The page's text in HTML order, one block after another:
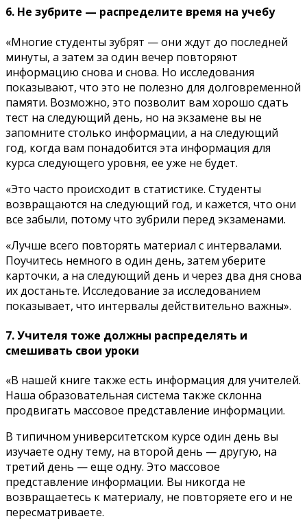
6. Не зубрите — распределите время на учебу
«Многие студенты зубрят — они ждут до последней
минуты, а затем за один вечер повторяют
информацию снова и снова. Но исследования
показывают, что это не полезно для долговременной
памяти. Возможно, это позволит вам хорошо сдать
тест на следующий день, но на экзамене вы не
запомните столько информации, а на следующий
год, когда вам понадобится эта информация для
курса следующего уровня, ее уже не будет.
«Это часто происходит в статистике. Студенты
возвращаются на следующий год, и кажется, что они
все забыли, потому что зубрили перед экзаменами.
«Лучше всего повторять материал с интервалами.
Поучитесь немного в один день, затем уберите
карточки, а на следующий день и через два дня снова
их достаньте. Исследование за исследованием
показывает, что интервалы действительно важны».
7. Учителя тоже должны распределять и
смешивать свои уроки
«В нашей книге также есть информация для учителей.
Наша образовательная система также склонна
продвигать массовое представление информации.
В типичном университетском курсе один день вы
изучаете одну тему, на второй день — другую, на
третий день — еще одну. Это массовое
представление информации. Вы никогда не
возвращаетесь к материалу, не повторяете его и не
пересматриваете.